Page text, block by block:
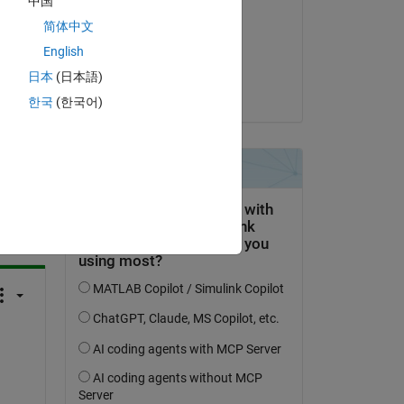
am 10 Feb. 2021
Akzeptiert:
简体中文
English
日本 (日本語)
한국 (한국어)